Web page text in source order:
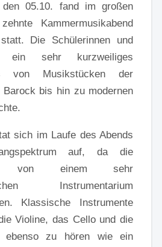
den 05.10. fand im großen
Kammermusikabend
Die Schülerinnen und
ein sehr kurzweiliges
von Musikstücken der
Barock bis hin zu modernen
sich im Laufe des Abends
auf, da die
von einem sehr
Instrumentarium
Klassische Instrumente
Violine, das Cello und die
ebenso zu hören wie ein